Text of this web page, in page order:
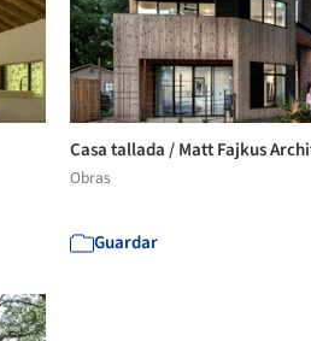
Casa tallada / Matt Fajkus
Obras
Guardar